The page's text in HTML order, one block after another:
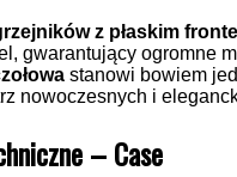
z płaskim
gwarantujący ogromne
stanowi bowiem
nowoczesnych i
– Case